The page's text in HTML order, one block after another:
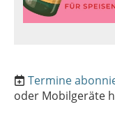
Termine
oder Mobilgeräte